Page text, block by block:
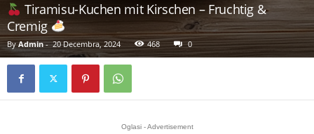
Tiramisu-Kuchen mit Kirschen – Fruchtig &
Cremig
By Admin- 20 Decembra, 2024 468 0
Oglasi - Advertisement